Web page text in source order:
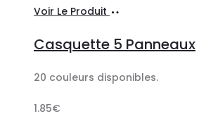
Voir Le Produit
options
Casquette 5 Panneaux
20 couleurs disponibles.
1.85€